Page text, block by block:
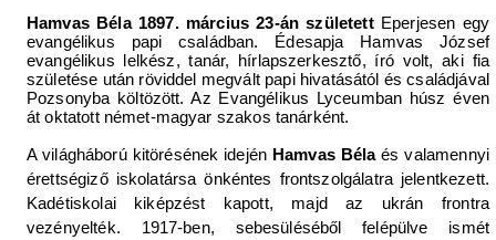
Hamvas Béla 1897. március 23-án születettEperjesen egy
evangélikus papi családban. Édesapja Hamvas József
evangélikus lelkész, tanár, hírlapszerkesztő, író volt, aki fia
születése után röviddel megvált papi hivatásától és családjával
Pozsonyba költözött. Az Evangélikus Lyceumban húsz éven
át oktatott német-magyar szakos tanárként.
A világháború kitörésének idején Hamvas Bélaés valamennyi
érettségiző iskolatársa önkéntes frontszolgálatra jelentkezett.
Kadétiskolai kiképzést kapott, majd az ukrán frontra
vezényelték. 1917-ben, sebesüléséből felépülve ismét